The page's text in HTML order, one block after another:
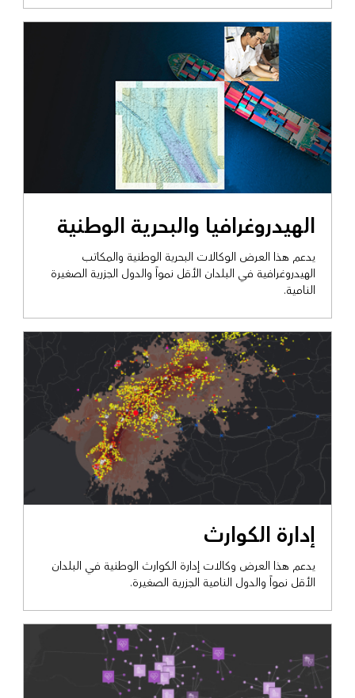
الهيدروغرافيا والبحرية الوطنية
يدعم هذا العرض الوكالات البحرية الوطنية والمكاتب
الهيدروغرافية في البلدان الأقل نمواً والدول الجزرية الصغيرة
النامية.
عرض التمكين الحكومي
إدارة الكوارث
يدعم هذا العرض وكالات إدارة الكوارث الوطنية في البلدان
الأقل نمواً والدول النامية الجزرية الصغيرة.